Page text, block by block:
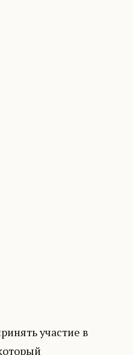
участие в